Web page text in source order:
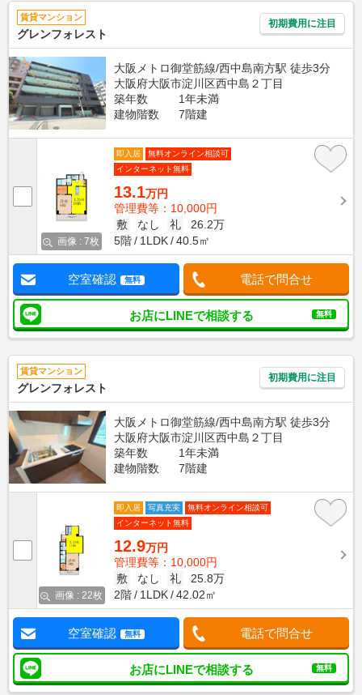
賃貸マンション
グレンフォレスト
初期費用に注目
大阪メトロ御堂筋線/西中島南方駅 徒歩3分
大阪府大阪市淀川区西中島２丁目
築年数
1年未満
建物階数
7階建
画像 : 7枚
即入居
無料オンライン相談可
インターネット無料
13.1万円
管理費等：10,000円
敷
なし 礼
26.2万
5階
1LDK 40.5㎡
空室確認 無料 電話で問合せ
お店にLINEで相談する 無料
賃貸マンション
グレンフォレスト
初期費用に注目
大阪メトロ御堂筋線/西中島南方駅 徒歩3分
大阪府大阪市淀川区西中島２丁目
築年数
1年未満
建物階数
7階建
画像 : 22枚
即入居 写真充実
無料オンライン相談可
インターネット無料
12.9万円
管理費等：10,000円
敷
なし 礼
25.8万
2階
1LDK 42.02㎡
空室確認 無料 電話で問合せ
お店にLINEで相談する 無料